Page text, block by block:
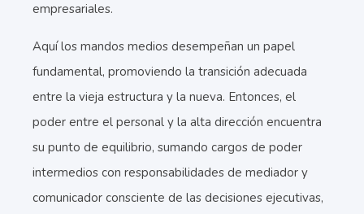
empresariales.
Aquí los mandos medios desempeñan un papel
fundamental, promoviendo la transición adecuada
entre la vieja estructura y la nueva. Entonces, el
poder entre el personal y la alta dirección encuentra
su punto de equilibrio, sumando cargos de poder
intermedios con responsabilidades de mediador y
comunicador consciente de las decisiones ejecutivas,